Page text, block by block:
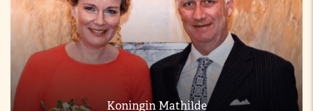
Koningin Mathilde